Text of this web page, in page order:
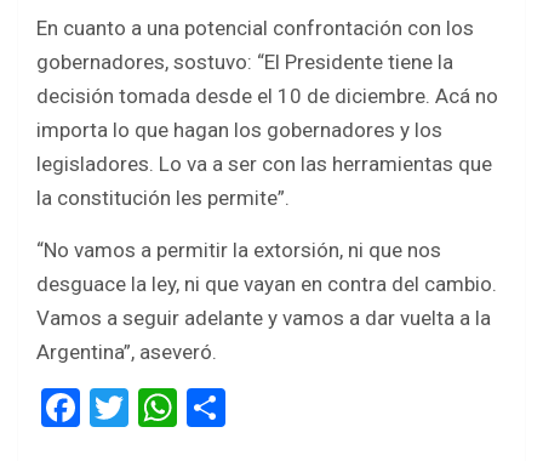
En cuanto a una potencial confrontación con los
gobernadores, sostuvo: “El Presidente tiene la
decisión tomada desde el 10 de diciembre. Acá no
importa lo que hagan los gobernadores y los
legisladores. Lo va a ser con las herramientas que
la constitución les permite”.
“No vamos a permitir la extorsión, ni que nos
desguace la ley, ni que vayan en contra del cambio.
Vamos a seguir adelante y vamos a dar vuelta a la
Argentina”, aseveró.
F
T
W